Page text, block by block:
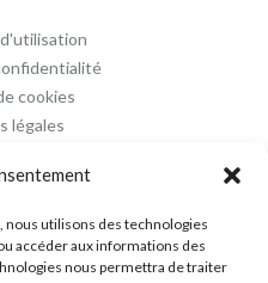
utilisons des technologies
accéder aux informations des
nous permettra de traiter
cookies
légales